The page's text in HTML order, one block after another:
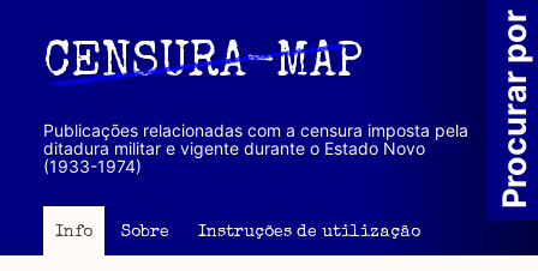
principal
CENSURA-MAP
Publicações relacionadas com a censura imposta pela
ditadura militar e vigente durante o Estado Novo
(1933-1974)
Info Sobre Instruções de utilização
Procurar por